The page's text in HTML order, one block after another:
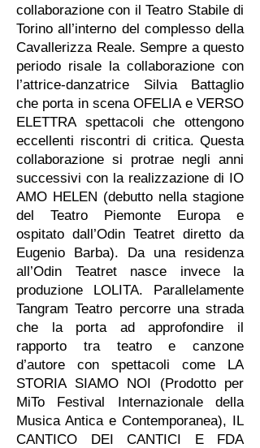
collaborazione con il Teatro Stabile di
Torino all’interno del complesso della
Cavallerizza Reale. Sempre a questo
periodo risale la collaborazione con
l’attrice-danzatrice Silvia Battaglio
che porta in scena OFELIA e VERSO
ELETTRA spettacoli che ottengono
eccellenti riscontri di critica. Questa
collaborazione si protrae negli anni
successivi con la realizzazione di IO
AMO HELEN (debutto nella stagione
del Teatro Piemonte Europa e
ospitato dall’Odin Teatret diretto da
Eugenio Barba). Da una residenza
all’Odin Teatret nasce invece la
produzione LOLITA. Parallelamente
Tangram Teatro percorre una strada
che la porta ad approfondire il
rapporto tra teatro e canzone
d’autore con spettacoli come LA
STORIA SIAMO NOI (Prodotto per
MiTo Festival Internazionale della
Musica Antica e Contemporanea), IL
CANTICO DEI CANTICI E FDA